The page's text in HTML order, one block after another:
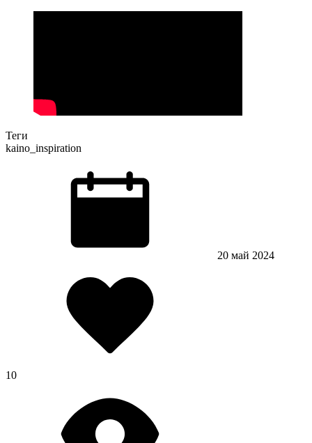
Теги
kaino_inspiration
20 май 2024
10